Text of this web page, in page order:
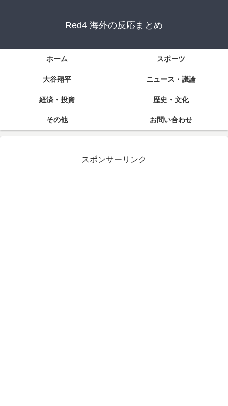
Red4 海外の反応まとめ
ホーム スポーツ
大谷翔平 ニュース・議論
経済・投資 歴史・文化
その他 お問い合わせ
スポンサーリンク